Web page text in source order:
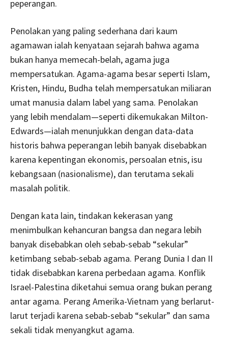
peperangan.
Penolakan yang paling sederhana dari kaum
agamawan ialah kenyataan sejarah bahwa agama
bukan hanya memecah-belah, agama juga
mempersatukan. Agama-agama besar seperti Islam,
Kristen, Hindu, Budha telah mempersatukan miliaran
umat manusia dalam label yang sama. Penolakan
yang lebih mendalam—seperti dikemukakan Milton-
Edwards—ialah menunjukkan dengan data-data
historis bahwa peperangan lebih banyak disebabkan
karena kepentingan ekonomis, persoalan etnis, isu
kebangsaan (nasionalisme), dan terutama sekali
masalah politik.
Dengan kata lain, tindakan kekerasan yang
menimbulkan kehancuran bangsa dan negara lebih
banyak disebabkan oleh sebab-sebab “sekular”
ketimbang sebab-sebab agama. Perang Dunia I dan II
tidak disebabkan karena perbedaan agama. Konflik
Israel-Palestina diketahui semua orang bukan perang
antar agama. Perang Amerika-Vietnam yang berlarut-
larut terjadi karena sebab-sebab “sekular” dan sama
sekali tidak menyangkut agama.